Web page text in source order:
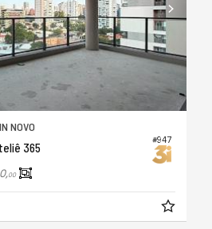
#947
NOVO
365
00